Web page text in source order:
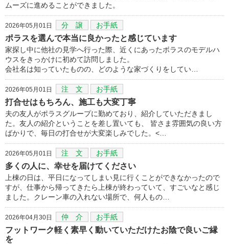
ムーズに進めることができました。
2026年05月01日 分 譲 お手紙
ポラスを選んで本当に良かったと感じています
家探し中に他社の見学へ行った際、近くにあったボラスのモデルハ
ウスをきっかけに初めて訪問しました。
会社名は知っていたものの、どのような家づくりをしてい…
2026年05月01日 注 文 お手紙
打合せはもちろん、施工も大変丁寧
夫の友人がポラスグループに勤めており、紹介していただきまし
た。友人の紹介ということを差し置いても、 皆さま雰囲気の良い方
ばかりで、毎日の打合せが大変楽しみでした。<…
2026年05月01日 注 文 お手紙
多くの人に、幸せを届けてください
上棟の日は、平日になってしまい見に行くことができなかったので
すが、仕事から帰ってきたら上棟が終わっていて、すごいなと感じ
ました。クレーン車の入れない場所で、何人もの…
2026年04月30日 仲 介 お手紙
フットワーク軽く素早く動いていただけたお陰で良いご縁
を